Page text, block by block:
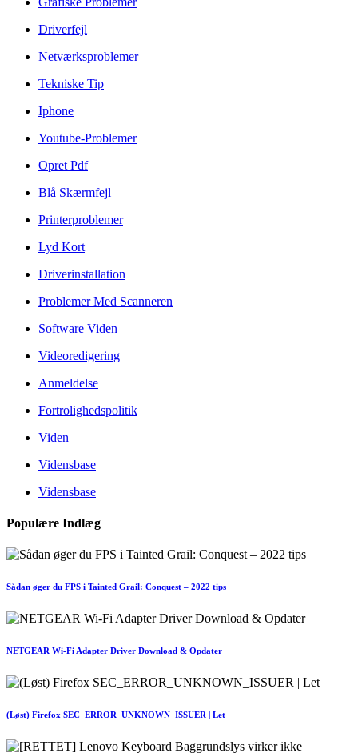
Driverfejl
Netværksproblemer
Tekniske Tip
Iphone
Youtube-Problemer
Opret Pdf
Blå Skærmfejl
Printerproblemer
Lyd Kort
Driverinstallation
Problemer Med Scanneren
Software Viden
Videoredigering
Anmeldelse
Fortrolighedspolitik
Viden
Vidensbase
Vidensbase
Populære Indlæg
Sådan øger du FPS i Tainted Grail: Conquest – 2022 tips
NETGEAR Wi-Fi Adapter Driver Download & Opdater
(Løst) Firefox SEC_ERROR_UNKNOWN_ISSUER | Let